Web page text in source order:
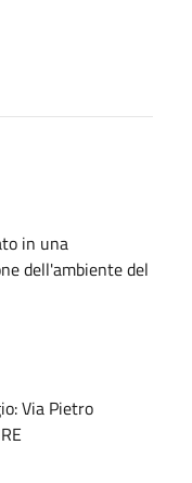
in una
dell'ambiente del
Via Pietro